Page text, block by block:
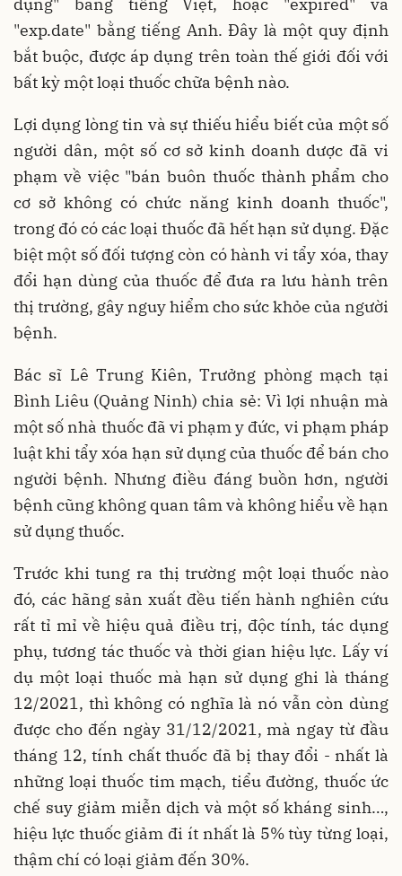
"exp.date" bằng tiếng Anh. Đây là một quy định
bắt buộc, được áp dụng trên toàn thế giới đối với
bất kỳ một loại thuốc chữa bệnh nào.
Lợi dụng lòng tin và sự thiếu hiểu biết của một số
người dân, một số cơ sở kinh doanh dược đã vi
phạm về việc "bán buôn thuốc thành phẩm cho
cơ sở không có chức năng kinh doanh thuốc",
trong đó có các loại thuốc đã hết hạn sử dụng. Đặc
biệt một số đối tượng còn có hành vi tẩy xóa, thay
đổi hạn dùng của thuốc để đưa ra lưu hành trên
thị trường, gây nguy hiểm cho sức khỏe của người
bệnh.
Bác sĩ Lê Trung Kiên, Trưởng phòng mạch tại
Bình Liêu (Quảng Ninh) chia sẻ: Vì lợi nhuận mà
một số nhà thuốc đã vi phạm y đức, vi phạm pháp
luật khi tẩy xóa hạn sử dụng của thuốc để bán cho
người bệnh. Nhưng điều đáng buồn hơn, người
bệnh cũng không quan tâm và không hiểu về hạn
sử dụng thuốc.
Trước khi tung ra thị trường một loại thuốc nào
đó, các hãng sản xuất đều tiến hành nghiên cứu
rất tỉ mỉ về hiệu quả điều trị, độc tính, tác dụng
phụ, tương tác thuốc và thời gian hiệu lực. Lấy ví
dụ một loại thuốc mà hạn sử dụng ghi là tháng
12/2021, thì không có nghĩa là nó vẫn còn dùng
được cho đến ngày 31/12/2021, mà ngay từ đầu
tháng 12, tính chất thuốc đã bị thay đổi - nhất là
những loại thuốc tim mạch, tiểu đường, thuốc ức
chế suy giảm miễn dịch và một số kháng sinh…,
hiệu lực thuốc giảm đi ít nhất là 5% tùy từng loại,
thậm chí có loại giảm đến 30%.